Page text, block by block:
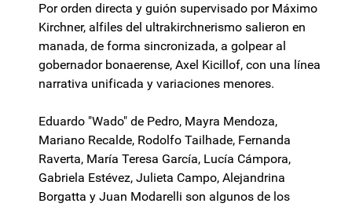
Por orden directa y guión supervisado por Máximo
Kirchner, alfiles del ultrakirchnerismo salieron en
manada, de forma sincronizada, a golpear al
gobernador bonaerense, Axel Kicillof, con una línea
narrativa unificada y variaciones menores.
Eduardo "Wado" de Pedro, Mayra Mendoza,
Mariano Recalde, Rodolfo Tailhade, Fernanda
Raverta, María Teresa García, Lucía Cámpora,
Gabriela Estévez, Julieta Campo, Alejandrina
Borgatta y Juan Modarelli son algunos de los